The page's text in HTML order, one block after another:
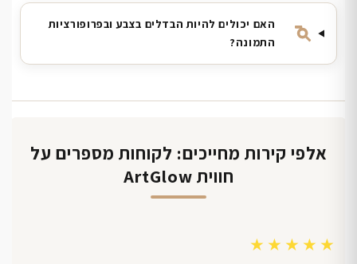
האם יכולים להיות הבדלים בצבע ובפרופורציות
התמונה?
אלפי קירות מחייכים: לקוחות מספרים על
חווית ArtGlow
★★★★★